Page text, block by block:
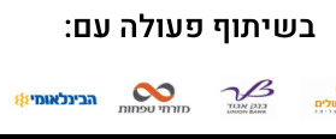
בשיתוף פעולה עם: